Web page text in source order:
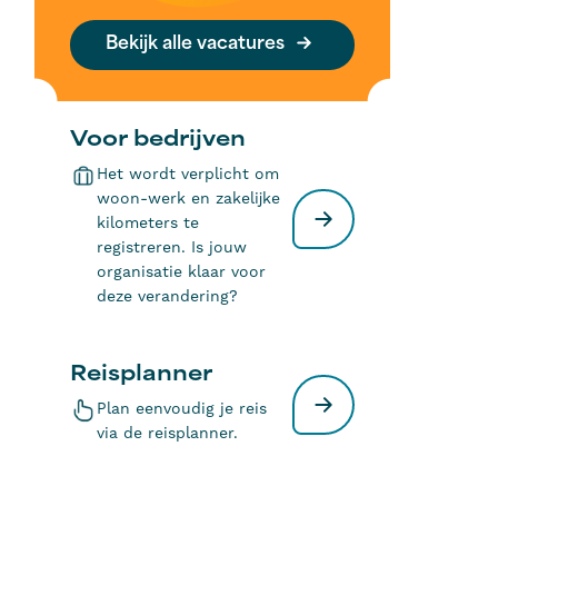
Bekijk alle vacatures
Voor bedrijven
Het wordt verplicht om
woon-werk en zakelijke
kilometers te
registreren. Is jouw
organisatie klaar voor
deze verandering?
Reisplanner
Plan eenvoudig je reis
via de reisplanner.